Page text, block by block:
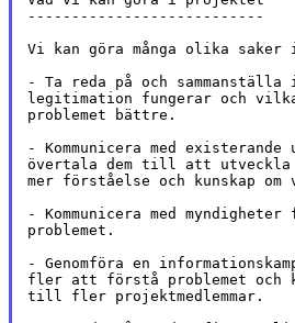
---------------------------
Vi kan göra många olika
- Ta reda på och
legitimation fungerar och
problemet bättre.
- Kommunicera med
övertala dem till att utveckla
mer förståelse och kunskap
- Kommunicera med
problemet.
- Genomföra en
fler att förstå problemet och
till fler projektmedlemmar.